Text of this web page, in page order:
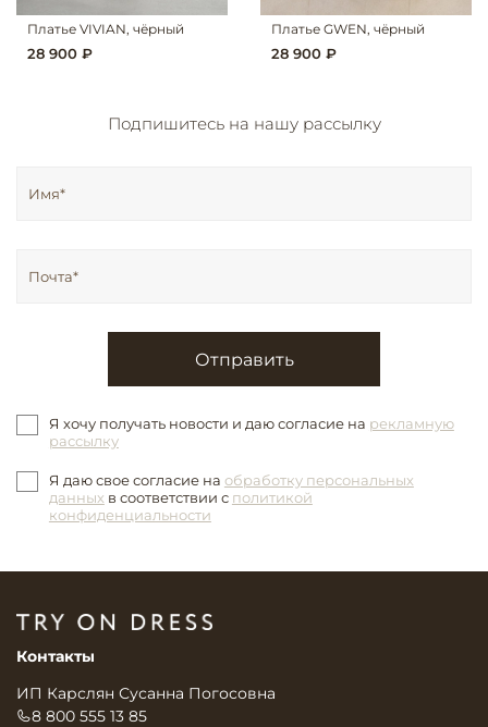
Платье VIVIAN, чёрный
28 900 ₽
Платье GWEN, чёрный
28 900 ₽
Подпишитесь на нашу рассылку
Отправить
Я хочу получать новости и даю согласие на рекламную
рассылку
Я даю свое согласие на обработку персональных
данных в соответствии с политикой
конфиденциальности
Контакты
ИП Карслян Сусанна Погосовна
8 800 555 13 85